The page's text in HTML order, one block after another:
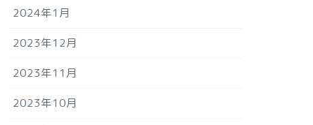
2024年1月
2023年12月
2023年11月
2023年10月